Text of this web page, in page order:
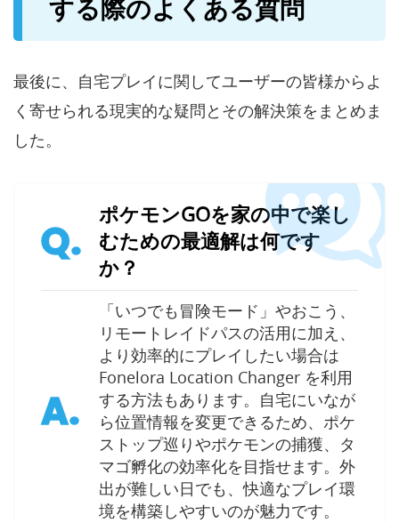
する際のよくある質問
最後に、自宅プレイに関してユーザーの皆様からよ
く寄せられる現実的な疑問とその解決策をまとめま
した。
Q.
ポケモンGOを家の中で楽し
むための最適解は何です
か？
A.
「いつでも冒険モード」やおこう、
リモートレイドパスの活用に加え、
より効率的にプレイしたい場合は
Fonelora Location Changer を利用
する方法もあります。自宅にいなが
ら位置情報を変更できるため、ポケ
ストップ巡りやポケモンの捕獲、タ
マゴ孵化の効率化を目指せます。外
出が難しい日でも、快適なプレイ環
境を構築しやすいのが魅力です。